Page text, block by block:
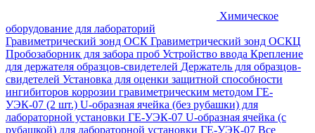
Химическое
оборудование для лабораторий
Гравиметрический зонд ОСК Гравиметрический зонд ОСКЦ
Пробозаборник для забора проб Устройство ввода Крепление
для держателя образцов-свидетелей Держатель для образцов-
свидетелей Установка для оценки защитной способности
ингибиторов коррозии гравиметрическим методом ГЕ-
УЭК-07 (2 шт.) U-образная ячейка (без рубашки) для
лабораторной установки ГЕ-УЭК-07 U-образная ячейка (с
рубашкой) для лабораторной установки ГЕ-УЭК-07 Все